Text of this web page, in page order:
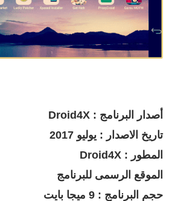
أصدار البرنامج : Droid4X
تاريخ الاصدار : يوليو 2017
المطور : Droid4X
الموقع الرسمى للبرنامج
حجم البرنامج : 9 ميجا بايت